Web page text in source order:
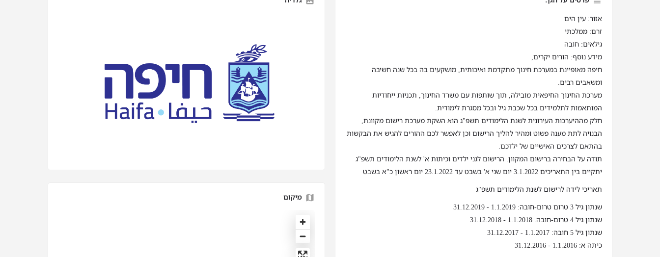
אזור: עין הים
זרם: ממלכתי
גילאים: חובה
מידע נוסף: הורים יקרים,
חיפה מאופיינת במערכת חינוך מתקדמת ואיכותית, מושקעים בה בכל שנה חשיבה
ומשאבים רבים.
מערכת החינוך החיפאית מובילה, תוך שותפות עם משרד החינוך, תכניות ייחודיות
המותאמות לתלמידים בכל שכבת גיל ובכל מסגרת לימודית.
חלק מההיערכות העירונית לשנת הלימודים תשפ"ג הוא השקת מערכת רישום מקוונת,
הבנויה לתת מענה פשוט ומהיר להליך הרישום וכן לאפשר לכם ההורים להגיש את הבקשות
בהתאם לצרכים האישיים של ילדכם.
תודה על הבחירה ברישום המקוון. הרישום לגני ילדים וכיתות א' לשנת הלימודים תשפ"ג
יתקיים בין התאריכים 3.1.2022 יום שני א' בשבט עד 23.1.2022 יום ראשון כ"א בשבט
תאריכי לידה לרישום לשנת הלימודים תשפ"ג
שנתון גיל 3 טרום טרום-חובה: 1.1.2019 - 31.12.2019
שנתון גיל 4 טרום-חובה: 1.1.2018 - 31.12.2018
שנתון גיל 5 חובה: 1.1.2017 - 31.12.2017
כיתה א: 1.1.2016 - 31.12.2016
מיקום